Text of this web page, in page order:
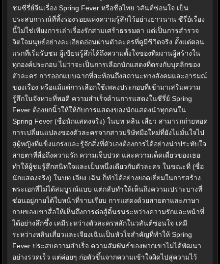
ชมซีรี่ย์จีนเรื่อง Spring Fever หรือชื่อไทย วสันต์ซ่อนใจ เป็น
ประสบการณ์ที่ทิ้งร่องรอยแห่งความรู้สึกไว้อย่างยาวนาน ซีรี่ย์เรื่อง
นี้ไม่ใช่เพียงการเล่าเรื่องรักสามเศร้าธรรมดา แต่เป็นการสำรวจ
จิตใจมนุษย์อย่างละเอียดอ่อนผ่านตัวละครที่ดูมีชีวิตจริง ตั้งแต่ตอน
แรกที่เริ่มรับชม ผู้เขียนรู้สึกได้ถึงความตั้งใจของทีมงานผู้สร้างใน
ทุกองค์ประกอบ ไม่ว่าจะเป็นการเลือกนักแสดงที่ตรงกับบุคลิกของ
ตัวละคร การออกแบบฉากที่สะท้อนถึงสถานะทางสังคมและอารมณ์
ของเรื่อง หรือแม้แต่การเลือกใช้เพลงประกอบที่เข้ามาเสริมความ
รู้สึกในจังหวะที่พอดี ความสำเร็จด้านการแสดงในซีรี่ย์ Spring
Fever ต้องยกนิ้วให้ให้กับการแสดงของนักแสดงนำทุกคนใน
Spring Fever (ชื่อนักแสดงจริง) ในบท หลิน เสี่ยว สามารถถ่ายทอด
การเปลี่ยนแปลงของตัวละครจากสาวบริษัทมือใหม่ที่ยังไม่มั่นใจไป
สู่ผู้หญิงที่แข็งแกร่งและรู้จักสิ่งที่ตัวเองต้องการได้อย่างน่าประทับใจ
สายตาที่สื่อถึงความรัก ความเจ็บปวด และความเด็ดเดี่ยวของเธอ
ทำให้ผู้ชมรู้สึกสนิทใจและเป็นหนึ่งเดียวกับตัวละคร ในขณะที่ (ชื่อ
นักแสดงจริง) ในบท เจียง เฉิน ก็ทำได้อย่างยอดเยี่ยมในการสร้าง
พระเอกที่ไม่ได้สมบูรณ์แบบ แต่กลับทำให้เห็นถึงความเปราะบางที่
ซ่อนอยู่ภายใต้ใบหน้าที่ราบเรียบ การแสดงด้วยสายตาและภาษา
กายของเขาสื่อให้เห็นถึงการต่อสู้ดิ้นรนระหว่างความรักและหน้าที่
ได้อย่างลึกซึ้ง เคมีระหว่างตัวละครหลักในวสันต์ซ่อนใจ เคมี
ระหว่างหลินเสี่ยวและเจียงเฉินเป็นหัวใจสำคัญที่ทำให้ Spring
Fever ประสบความสำเร็จ ความสัมพันธ์ของพวกเขาไม่ได้พัฒนา
อย่างรวดเร็ว แต่ค่อยๆ ก่อตัวขึ้นจากความเข้าใจผิดไปสู่ความไว้